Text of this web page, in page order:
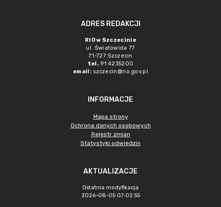
ADRES REDAKCJI
RIO w Szczecinie
ul. Światowida 77
71-727 Szczecin
tel. 91 4235200
email: szczecin@rio.gov.pl
INFORMACJE
Mapa strony
Ochrona danych osobowych
Rejestr zmian
Statystyki odwiedzin
AKTUALIZACJE
Ostatnia modyfikacja
2026-08-05 07:02:55